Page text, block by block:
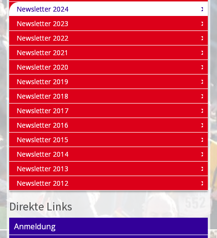
Newsletter 2024
Newsletter 2023
Newsletter 2022
Newsletter 2021
Newsletter 2020
Newsletter 2019
Newsletter 2018
Newsletter 2017
Newsletter 2016
Newsletter 2015
Newsletter 2014
Newsletter 2013
Newsletter 2012
Direkte Links
Anmeldung